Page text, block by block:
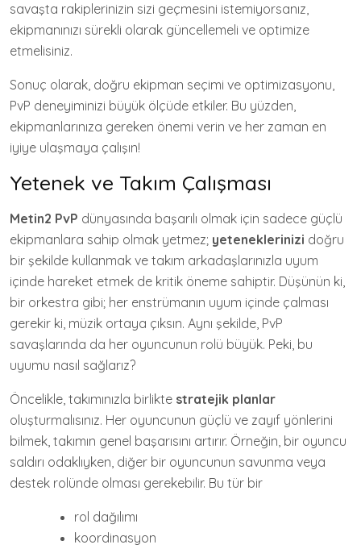
savaşta rakiplerinizin sizi geçmesini istemiyorsanız,
ekipmanınızı sürekli olarak güncellemeli ve optimize
etmelisiniz.
Sonuç olarak, doğru ekipman seçimi ve optimizasyonu,
PvP deneyiminizi büyük ölçüde etkiler. Bu yüzden,
ekipmanlarınıza gereken önemi verin ve her zaman en
iyiye ulaşmaya çalışın!
Yetenek ve Takım Çalışması
Metin2 PvP dünyasında başarılı olmak için sadece güçlü
ekipmanlara sahip olmak yetmez; yeteneklerinizi doğru
bir şekilde kullanmak ve takım arkadaşlarınızla uyum
içinde hareket etmek de kritik öneme sahiptir. Düşünün ki,
bir orkestra gibi; her enstrümanın uyum içinde çalması
gerekir ki, müzik ortaya çıksın. Aynı şekilde, PvP
savaşlarında da her oyuncunun rolü büyük. Peki, bu
uyumu nasıl sağlarız?
Öncelikle, takımınızla birlikte stratejik planlar
oluşturmalısınız. Her oyuncunun güçlü ve zayıf yönlerini
bilmek, takımın genel başarısını artırır. Örneğin, bir oyuncu
saldırı odaklıyken, diğer bir oyuncunun savunma veya
destek rolünde olması gerekebilir. Bu tür bir
rol dağılımı
koordinasyon